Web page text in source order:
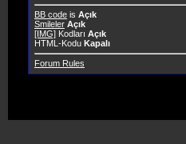
BB code is Açık
Smileler Açık
[IMG] Kodları Açık
HTML-Kodu Kapalı
Forum Rules